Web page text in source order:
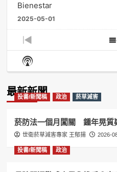
Bienestar
2025-05-01
Previous
Episode
Show
Podcast
最新新聞
投書/新聞稿 政治 菸草減害
菸防法一個月闖關 鍾年晃質
世衛菸草減害專家 王郁揚 2026-
投書/新聞稿 政治